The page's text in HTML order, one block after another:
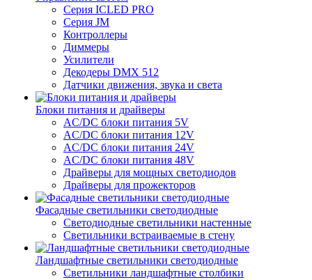
Серия ICLED PRO
Серия JM
Контроллеры
Диммеры
Усилители
Декодеры DMX 512
Датчики движения, звука и света
Блоки питания и драйверы
AC/DC блоки питания 5V
AC/DC блоки питания 12V
AC/DC блоки питания 24V
AC/DC блоки питания 48V
Драйверы для мощных светодиодов
Драйверы для прожекторов
Фасадные светильники светодиодные
Светодиодные светильники настенные
Светильники встраиваемые в стену
Ландшафтные светильники светодиодные
Светильники ландшафтные столбики